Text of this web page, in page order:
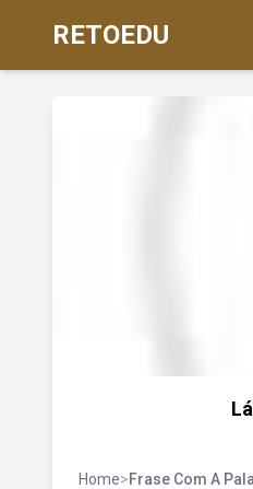
RETOEDU
Home>Frase Com A